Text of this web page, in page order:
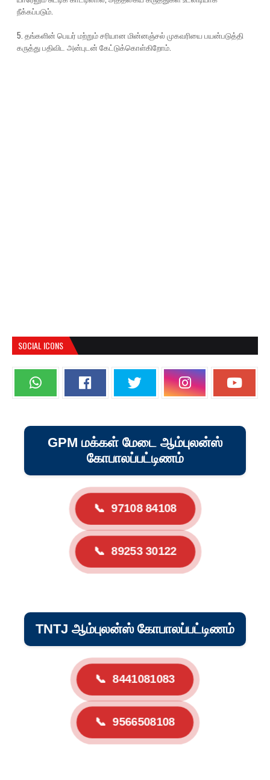
நீக்கப்படும்.
5. தங்களின் பெயர் மற்றும் சரியான மின்னஞ்சல் முகவரியை பயன்படுத்தி
கருத்து பதிவிட அன்புடன் கேட்டுக்கொள்கிறோம்.
SOCIAL ICONS
GPM மக்கள் மேடை ஆம்புலன்ஸ்
கோபாலப்பட்டிணம்
📞 97108 84108
📞 89253 30122
TNTJ ஆம்புலன்ஸ் கோபாலப்பட்டிணம்
📞 8441081083
📞 9566508108